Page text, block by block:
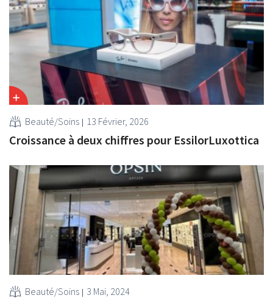
Beauté/Soins 13 Février, 2026
Croissance à deux chiffres pour EssilorLuxottica
Beauté/Soins 3 Mai, 2024